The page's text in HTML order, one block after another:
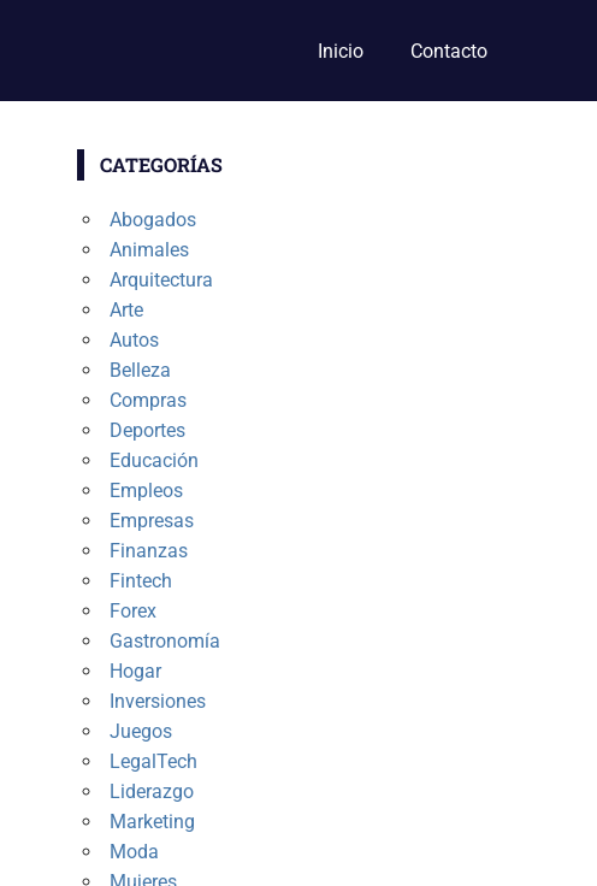
Inicio Contacto
CATEGORÍAS
Abogados
Animales
Arquitectura
Arte
Autos
Belleza
Compras
Deportes
Educación
Empleos
Empresas
Finanzas
Fintech
Forex
Gastronomía
Hogar
Inversiones
Juegos
LegalTech
Liderazgo
Marketing
Moda